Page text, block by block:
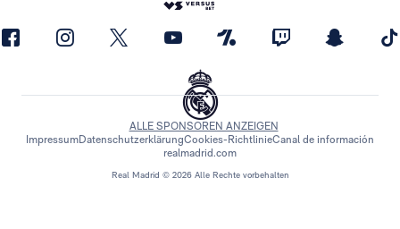
Real Madrid © 2026 Alle Rechte vorbehalten
ALLE SPONSOREN ANZEIGEN
ImpressumDatenschutzerklärungCookies-RichtlinieCanal de información
realmadrid.com